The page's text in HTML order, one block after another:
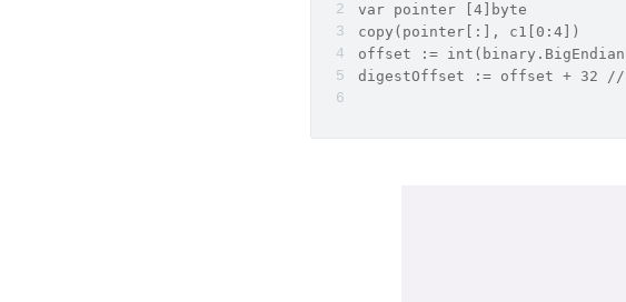
var pointer [4]byte
copy(pointer[:], c1[0:4])
offset :=
digestOffset := offset + 32 //